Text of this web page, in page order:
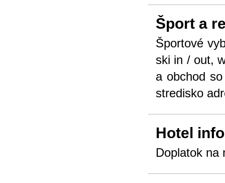
Šport a
Športové
ski in / out,
a obchod
stredisko
Hotel
Doplatok na